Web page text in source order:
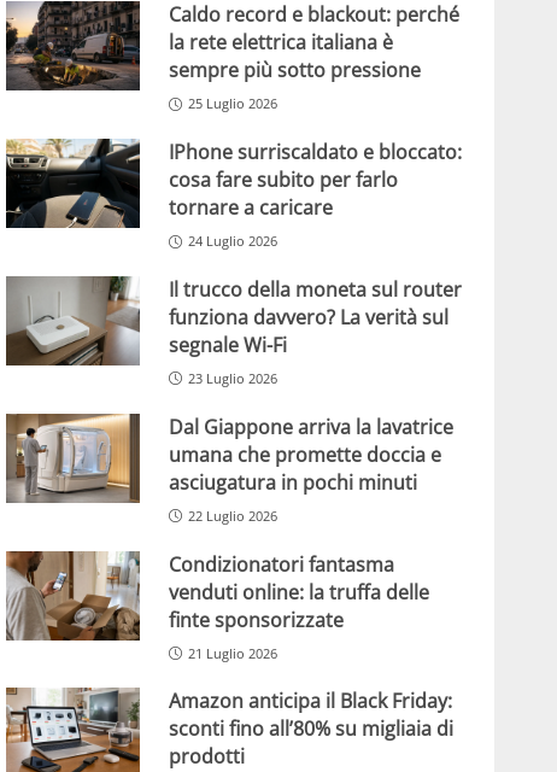
Caldo record e blackout: perché
la rete elettrica italiana è
sempre più sotto pressione
25 Luglio 2026
IPhone surriscaldato e bloccato:
cosa fare subito per farlo
tornare a caricare
24 Luglio 2026
Il trucco della moneta sul router
funziona davvero? La verità sul
segnale Wi-Fi
23 Luglio 2026
Dal Giappone arriva la lavatrice
umana che promette doccia e
asciugatura in pochi minuti
22 Luglio 2026
Condizionatori fantasma
venduti online: la truffa delle
finte sponsorizzate
21 Luglio 2026
Amazon anticipa il Black Friday:
sconti fino all’80% su migliaia di
prodotti